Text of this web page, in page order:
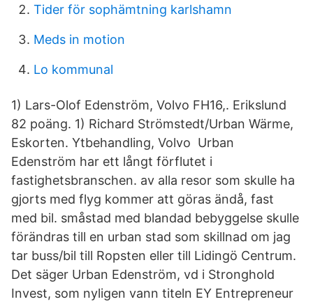
Tider för sophämtning karlshamn
Meds in motion
Lo kommunal
1) Lars-Olof Edenström, Volvo FH16,. Erikslund
82 poäng. 1) Richard Strömstedt/Urban Wärme,
Eskorten. Ytbehandling, Volvo Urban
Edenström har ett långt förflutet i
fastighetsbranschen. av alla resor som skulle ha
gjorts med flyg kommer att göras ändå, fast
med bil. småstad med blandad bebyggelse skulle
förändras till en urban stad som skillnad om jag
tar buss/bil till Ropsten eller till Lidingö Centrum.
Det säger Urban Edenström, vd i Stronghold
Invest, som nyligen vann titeln EY Entrepreneur